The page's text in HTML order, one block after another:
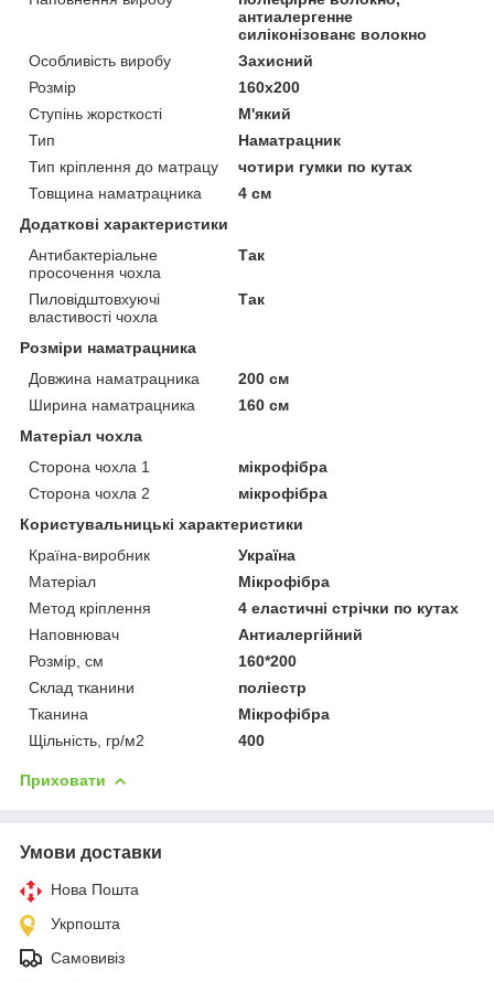
антиалергенне
силіконізованє волокно
Особливість виробу
Захисний
Розмір
160x200
Ступінь жорсткості
М'який
Тип
Наматрацник
Тип кріплення до матрацу
чотири гумки по кутах
Товщина наматрацника
4 см
Додаткові характеристики
Антибактеріальне
просочення чохла
Так
Пиловідштовхуючі
властивості чохла
Так
Розміри наматрацника
Довжина наматрацника
200 см
Ширина наматрацника
160 см
Матеріал чохла
Сторона чохла 1
мікрофібра
Сторона чохла 2
мікрофібра
Користувальницькі характеристики
Країна-виробник
Україна
Матеріал
Мікрофібра
Метод кріплення
4 еластичні стрічки по кутах
Наповнювач
Антиалергійний
Розмір, см
160*200
Склад тканини
поліестр
Тканина
Мікрофібра
Щільність, гр/м2
400
Приховати
Умови доставки
Нова Пошта
Укрпошта
Самовивіз